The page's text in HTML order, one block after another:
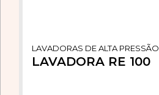
LAVADORAS DE ALTA PRESSÃO
LAVADORA RE 100